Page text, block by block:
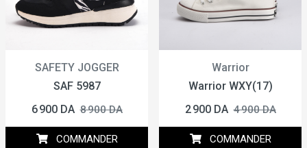
SAFETY JOGGER
SAF 5987
6 900 DA 8 900 DA
COMMANDER
Warrior
Warrior WXY(17)
2 900 DA 4 900 DA
COMMANDER